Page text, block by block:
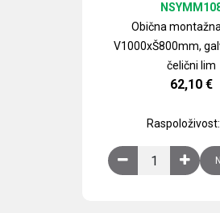
Obična
V1000xŠ800mm,
čelični lim
62,10 €
Raspoloživost:
Obična